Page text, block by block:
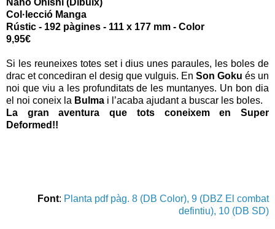
Col·lecció Manga
Rústic - 192 pàgines - 111 x 177 mm - Color
9,95€
Si les reuneixes totes set i dius unes paraules, les boles de
drac et concediran el desig que vulguis. En Son Goku és un
noi que viu a les profunditats de les muntanyes. Un bon dia
el noi coneix la Bulma i l’acaba ajudant a buscar les boles.
La gran aventura que tots coneixem en Super
Deformed!!
Font: Planta pdf pàg. 8 (DB Color), 9 (DBZ El combat
defintiu), 10 (DB SD)